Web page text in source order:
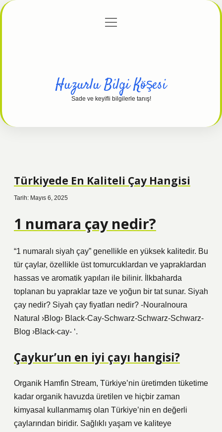
Gizlilik Politikası
menüyü
Huzurlu Bilgi Köşesi
Sade ve keyifli bilgilerle tanış!
Türkiyede En Kaliteli Çay Hangisi
Tarih: Mayıs 6, 2025
1 numara çay nedir?
“1 numaralı siyah çay” genellikle en yüksek kalitedir. Bu
tür çaylar, özellikle üst tomurcuklardan ve yapraklardan
hassas ve aromatik yapıları ile bilinir. İlkbaharda
toplanan bu yapraklar taze ve yoğun bir tat sunar. Siyah
çay nedir? Siyah çay fiyatları nedir? -Nouralnoura
Natural ›Blog› Black-Cay-Schwarz-Schwarz-Schwarz-
Blog ›Black-cay- ‘.
Çaykur’un en iyi çayı hangisi?
Organik Hamfin Stream, Türkiye’nin üretimden tüketime
kadar organik havuzda üretilen ve hiçbir zaman
kimyasal kullanmamış olan Türkiye’nin en değerli
çaylarından biridir. Sağlıklı yaşam ve kaliteye